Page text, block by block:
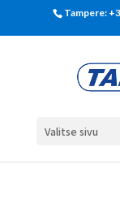
Tampere:
Valitse sivu